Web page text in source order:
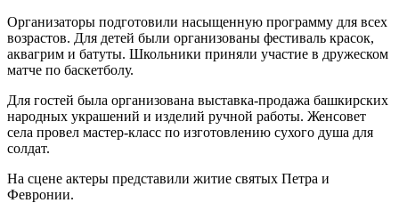
Организаторы подготовили насыщенную программу для всех
возрастов. Для детей были организованы фестиваль красок,
аквагрим и батуты. Школьники приняли участие в дружеском
матче по баскетболу.
Для гостей была организована выставка-продажа башкирских
народных украшений и изделий ручной работы. Женсовет
села провел мастер-класс по изготовлению сухого душа для
солдат.
На сцене актеры представили житие святых Петра и
Февронии.